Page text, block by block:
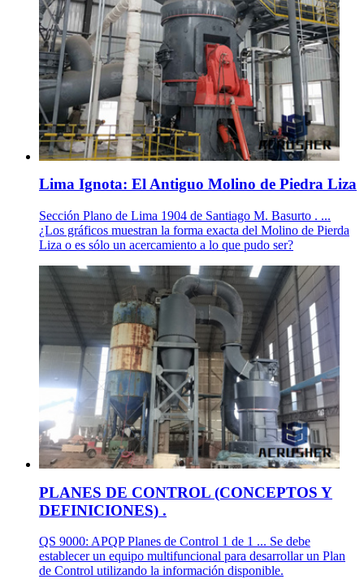
Lima Ignota: El Antiguo Molino de Piedra Liza
Sección Plano de Lima 1904 de Santiago M. Basurto . ...
¿Los gráficos muestran la forma exacta del Molino de Pierda
Liza o es sólo un acercamiento a lo que pudo ser?
PLANES DE CONTROL (CONCEPTOS Y
DEFINICIONES) .
QS 9000: APQP Planes de Control 1 de 1 ... Se debe
establecer un equipo multifuncional para desarrollar un Plan
de Control utilizando la información disponible.